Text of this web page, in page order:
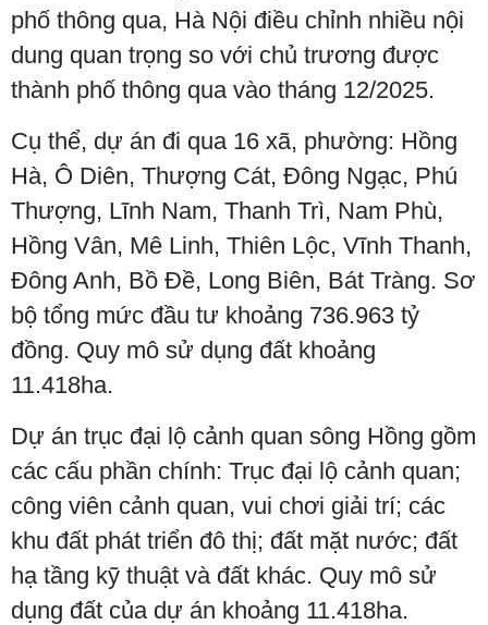
phố thông qua, Hà Nội điều chỉnh nhiều nội
dung quan trọng so với chủ trương được
thành phố thông qua vào tháng 12/2025.
Cụ thể, dự án đi qua 16 xã, phường: Hồng
Hà, Ô Diên, Thượng Cát, Đông Ngạc, Phú
Thượng, Lĩnh Nam, Thanh Trì, Nam Phù,
Hồng Vân, Mê Linh, Thiên Lộc, Vĩnh Thanh,
Đông Anh, Bồ Đề, Long Biên, Bát Tràng. Sơ
bộ tổng mức đầu tư khoảng 736.963 tỷ
đồng. Quy mô sử dụng đất khoảng
11.418ha.
Dự án trục đại lộ cảnh quan sông Hồng gồm
các cấu phần chính: Trục đại lộ cảnh quan;
công viên cảnh quan, vui chơi giải trí; các
khu đất phát triển đô thị; đất mặt nước; đất
hạ tầng kỹ thuật và đất khác. Quy mô sử
dụng đất của dự án khoảng 11.418ha.